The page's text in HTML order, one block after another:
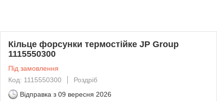
Кільце форсунки термостійке JP Group
1115550300
Під замовлення
Код: 1115550300
Роздріб
Відправка з 09 вересня 2026